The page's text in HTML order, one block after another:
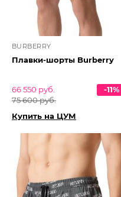
BURBERRY
Плавки-шорты Burberry
66 550 руб.
75 600 руб.
-11%
Купить на ЦУМ